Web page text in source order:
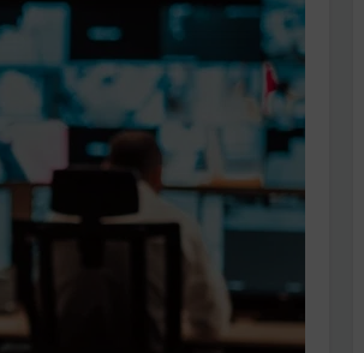
a Tetris boldogabbá tesz, mint a szerelem
Létezik tökéletes élet: Truman is elhitte
zseni, aki belenézett a saját koponyájába
Ki akarsz törni. De miből?
Az öregség nem csak ránc?
Pradát visel. De te miért öltözöl hozzá?
Zsigmond: falusi író vagy boncmester?